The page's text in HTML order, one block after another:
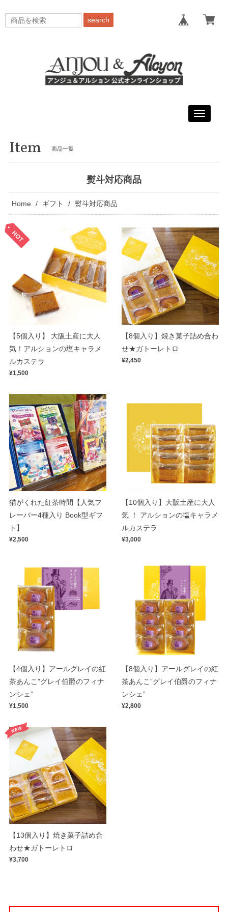
search
Toggle
Item 商品一覧
熨斗対応商品
Home ギフト 熨斗対応商品
【5個入り】 大阪土産に大人
気！アルションの塩キャラメ
ルカステラ
¥1,500
【8個入り】焼き菓子詰め合わ
せ★ガトーレトロ
¥2,450
猫がくれた紅茶時間【人気フ
レーバー4種入り Book型ギフ
ト】
¥2,500
【10個入り】大阪土産に大人
気 ！ アルションの塩キャラメ
ルカステラ
¥3,000
【4個入り】アールグレイの紅
茶あんこ”グレイ伯爵のフィナ
ンシェ”
¥1,500
【8個入り】アールグレイの紅
茶あんこ”グレイ伯爵のフィナ
ンシェ”
¥2,800
【13個入り】焼き菓子詰め合
わせ★ガトーレトロ
¥3,700